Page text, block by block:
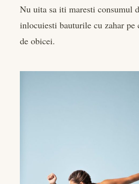
Nu uita sa iti maresti consumul
inlocuiesti bauturile cu zahar pe
de obicei.